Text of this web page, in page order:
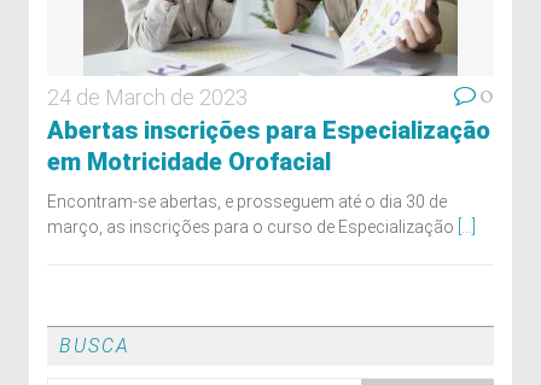
24 de March de 2023 0
Abertas inscrições para Especialização
em Motricidade Orofacial
Encontram-se abertas, e prosseguem até o dia 30 de
março, as inscrições para o curso de Especialização
BUSCA